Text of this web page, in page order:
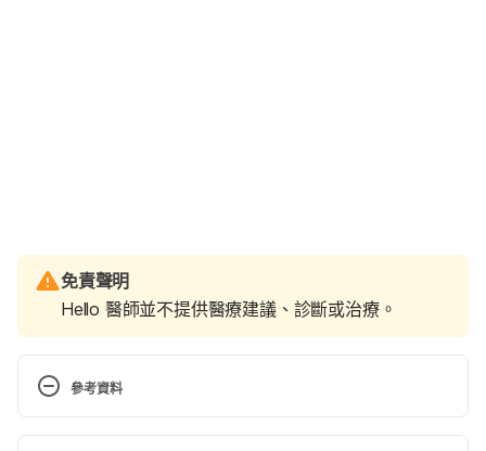
免責聲明
Hello 醫師並不提供醫療建議、診斷或治療。
參考資料